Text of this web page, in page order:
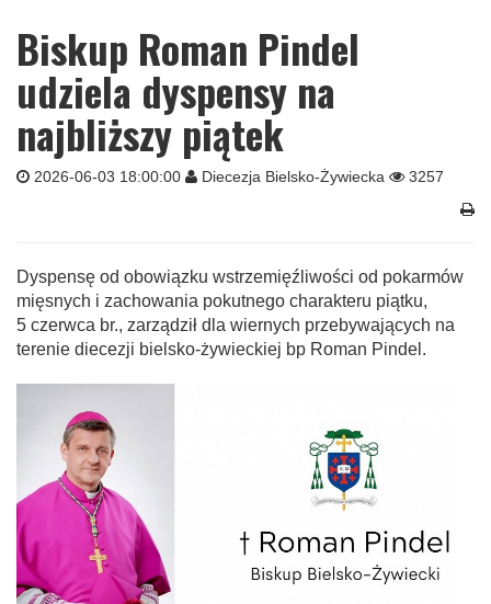
Biskup Roman Pindel
udziela dyspensy na
najbliższy piątek
2026-06-03 18:00:00 Diecezja Bielsko-Żywiecka 3257
Dyspensę od obowiązku wstrzemięźliwości od pokarmów
mięsnych i zachowania pokutnego charakteru piątku,
5 czerwca br., zarządził dla wiernych przebywających na
terenie diecezji bielsko-żywieckiej bp Roman Pindel.